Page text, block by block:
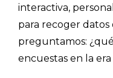
interactiva,
para recoger
preguntamos:
encuestas en la